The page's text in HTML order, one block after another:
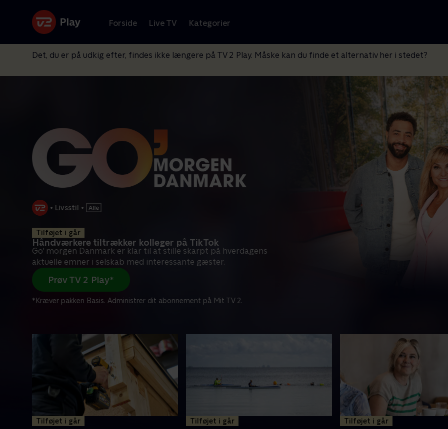
Forside Live TV Kategorier
Det, du er på udkig efter, findes ikke længere på TV 2 Play. Måske kan du finde et alternativ her i stedet?
• Livsstil •
Tilføjet i går
Håndværkere tiltrækker kolleger på TikTok
Go' morgen Danmark er klar til at stille skarpt på hverdagens
aktuelle emner i selskab med interessante gæster.
Prøv TV 2 Play*
*Kræver pakken Basis. Administrer dit abonnement på Mit TV 2.
Tilføjet i går Tilføjet i går Tilføjet i går